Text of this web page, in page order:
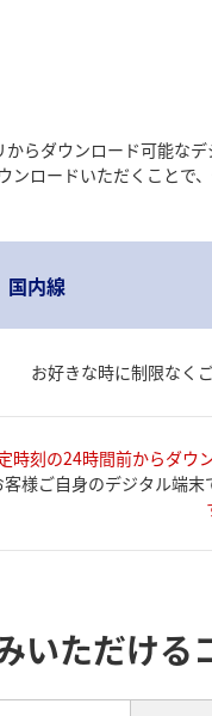
らダウンロード可能な
ロードいただくことで
国内線
お好きな時に制限なく
時刻の24時間前からダウ
様ご自身のデジタル端末
いただける